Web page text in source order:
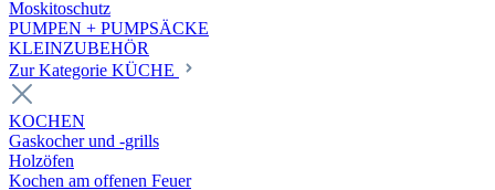
Moskitoschutz
PUMPEN + PUMPSÄCKE
KLEINZUBEHÖR
Zur Kategorie KÜCHE
KOCHEN
Gaskocher und -grills
Holzöfen
Kochen am offenen Feuer